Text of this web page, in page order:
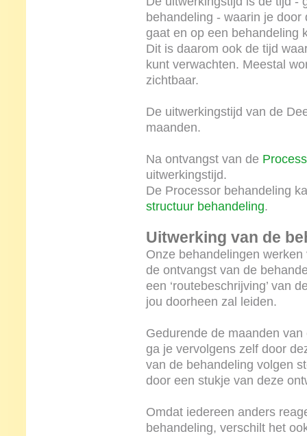
behandeling - waarin je
gaat en op een behandeling
Dit is daarom ook de tijd
kunt verwachten. Meestal
zichtbaar.
De uitwerkingstijd van de
maanden.
Na ontvangst van de
uitwerkingstijd.
De Processor behandeling
structuur behandeling.
Uitwerking van de
Onze behandelingen
de ontvangst van de
een ‘routebeschrijving’ van
jou doorheen zal leiden.
Gedurende de maanden
ga je vervolgens zelf door
van de behandeling volgen
door een stukje van deze
Omdat iedereen anders
behandeling, verschilt het